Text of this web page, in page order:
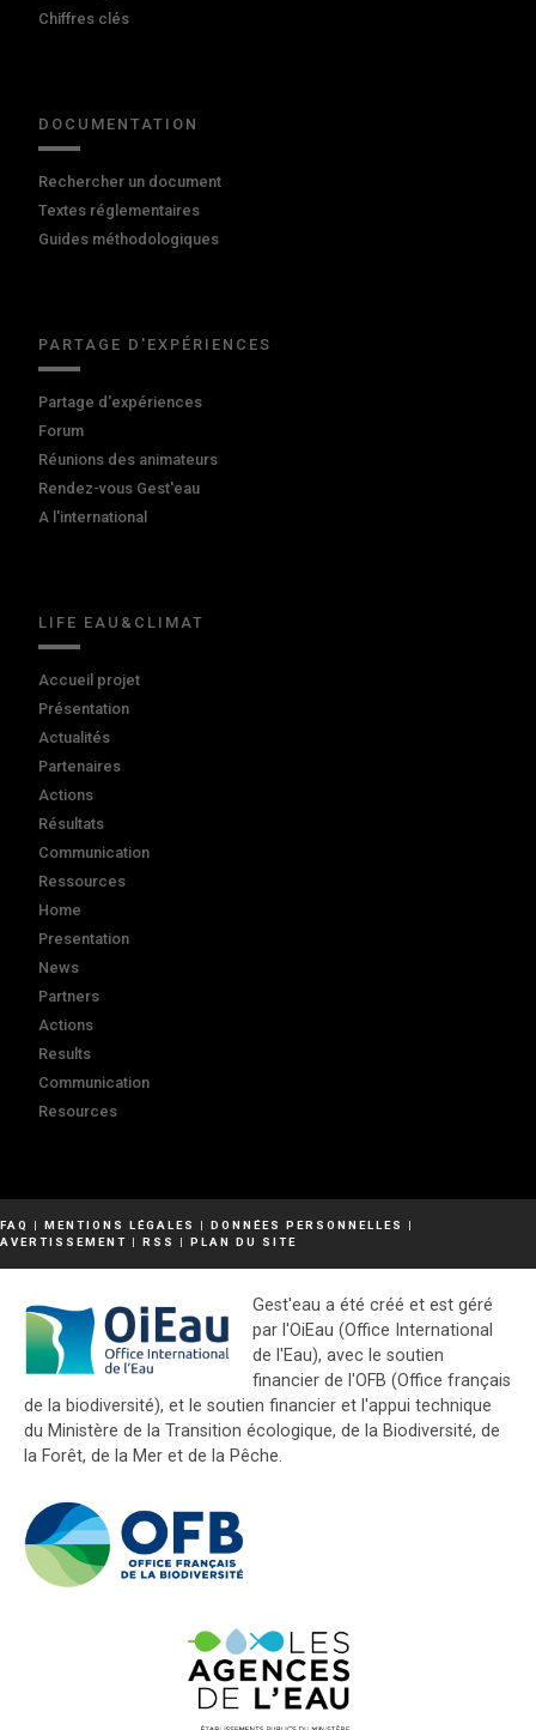
Chiffres clés
DOCUMENTATION
Rechercher un document
Textes réglementaires
Guides méthodologiques
PARTAGE D'EXPÉRIENCES
Partage d'expériences
Forum
Réunions des animateurs
Rendez-vous Gest'eau
A l'international
LIFE EAU&CLIMAT
Accueil projet
Présentation
Actualités
Partenaires
Actions
Résultats
Communication
Ressources
Home
Presentation
News
Partners
Actions
Results
Communication
Resources
FAQ | MENTIONS LÉGALES | DONNÉES PERSONNELLES
|
AVERTISSEMENT | RSS | PLAN DU SITE
Gest'eau a été créé et est géré
par l'OiEau (Office International
de l'Eau), avec le soutien
financier de l'OFB (Office français
de la biodiversité), et le soutien financier et l'appui technique
du Ministère de la Transition écologique, de la Biodiversité, de
la Forêt, de la Mer et de la Pêche.